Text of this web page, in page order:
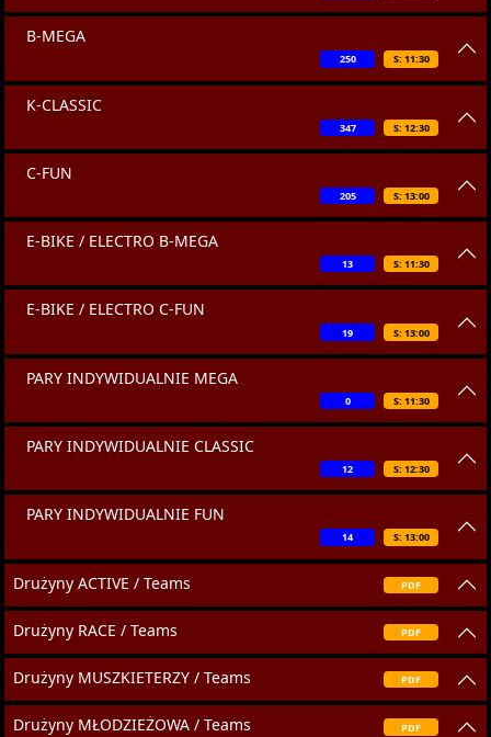
B-MEGA
S: 11:30
250
K-CLASSIC
S: 12:30
347
C-FUN
S: 13:00
205
E-BIKE / ELECTRO B-MEGA
S: 11:30
13
E-BIKE / ELECTRO C-FUN
S: 13:00
19
PARY INDYWIDUALNIE MEGA
S: 11:30
0
PARY INDYWIDUALNIE CLASSIC
S: 12:30
12
PARY INDYWIDUALNIE FUN
S: 13:00
14
Drużyny ACTIVE / Teams PDF
Drużyny RACE / Teams PDF
Drużyny MUSZKIETERZY / Teams PDF
Drużyny MŁODZIEŻOWA / Teams PDF